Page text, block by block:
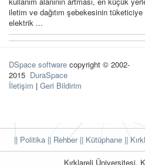
iletim ve dağıtım şebekesinin tüketiciye
elektrik ...
DSpace software copyright © 2002-
2015 DuraSpace
İletişim | Geri Bildirim
|| Politika || Rehber|| Kütüphane ||
Kırklareli Üniversitesi,